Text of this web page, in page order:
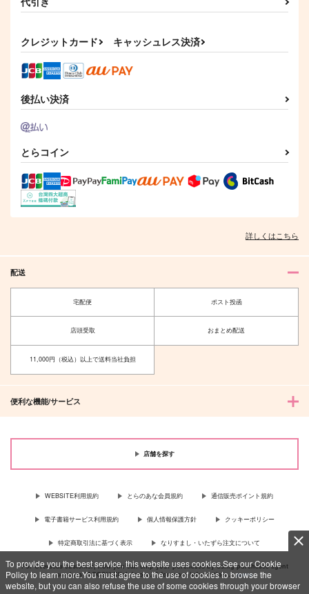
To provide you the best service, this website uses cookies.See our Cookie
Policy to learn more.You must agree to the use of cookies to browse the
website, but you can also refuse the use of some cookies through your browser
クレジットカード キャッシュレス決済
後払い決済
とらコイン
詳しくはこちら
配送
宅配便 ポスト投函
店頭受取 おまとめ配送
11,000円（税込）以上で送料当社負担
便利な機能/サービス
店舗を探す
WEBSITE利用規約 とらのあな会員規約 通信販売ポイント規約
電子書籍サービス利用規約 個人情報保護方針 クッキーポリシー
特定商取引法に基づく表示 なりすまし・いたずら注文について
For Overseas customer, now you can ship your purchases by using purchases agent
services “AOCS”! Click {more…} for more information …more